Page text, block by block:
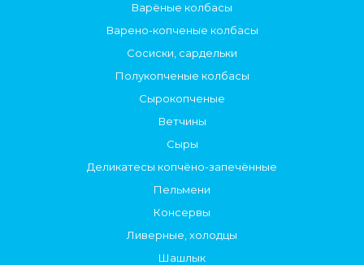
Варёные колбасы
Варено-копченые колбасы
Сосиски, сардельки
Полукопченые колбасы
Сырокопченые
Ветчины
Сыры
Деликатесы копчёно-запечённые
Пельмени
Консервы
Ливерные, холодцы
Шашлык